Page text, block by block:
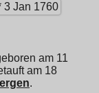
3 Jan 1760
am 11
am 18
.